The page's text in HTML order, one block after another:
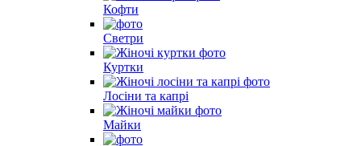
Кофти
Светри
Куртки
Лосіни та капрі
Майки